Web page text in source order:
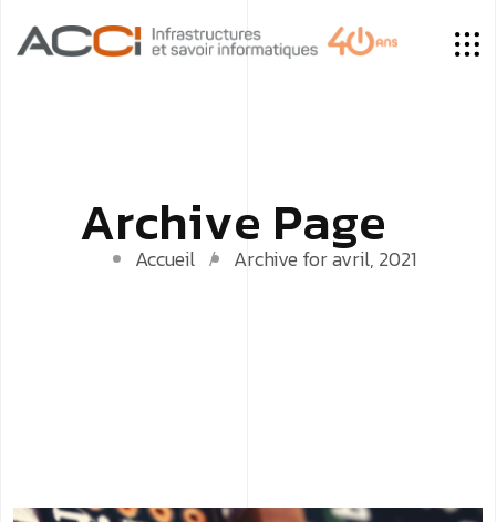
Archive Page
Accueil Archive for avril, 2021